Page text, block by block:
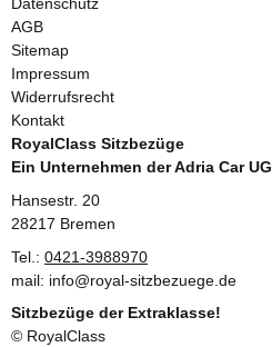
AGB
Sitemap
Impressum
Widerrufsrecht
Kontakt
RoyalClass Sitzbezüge
Ein Unternehmen der Adria Car UG
Hansestr. 20
28217 Bremen
Tel.: 0421-3988970
mail: info@royal-sitzbezuege.de
Sitzbezüge der Extraklasse!
© RoyalClass